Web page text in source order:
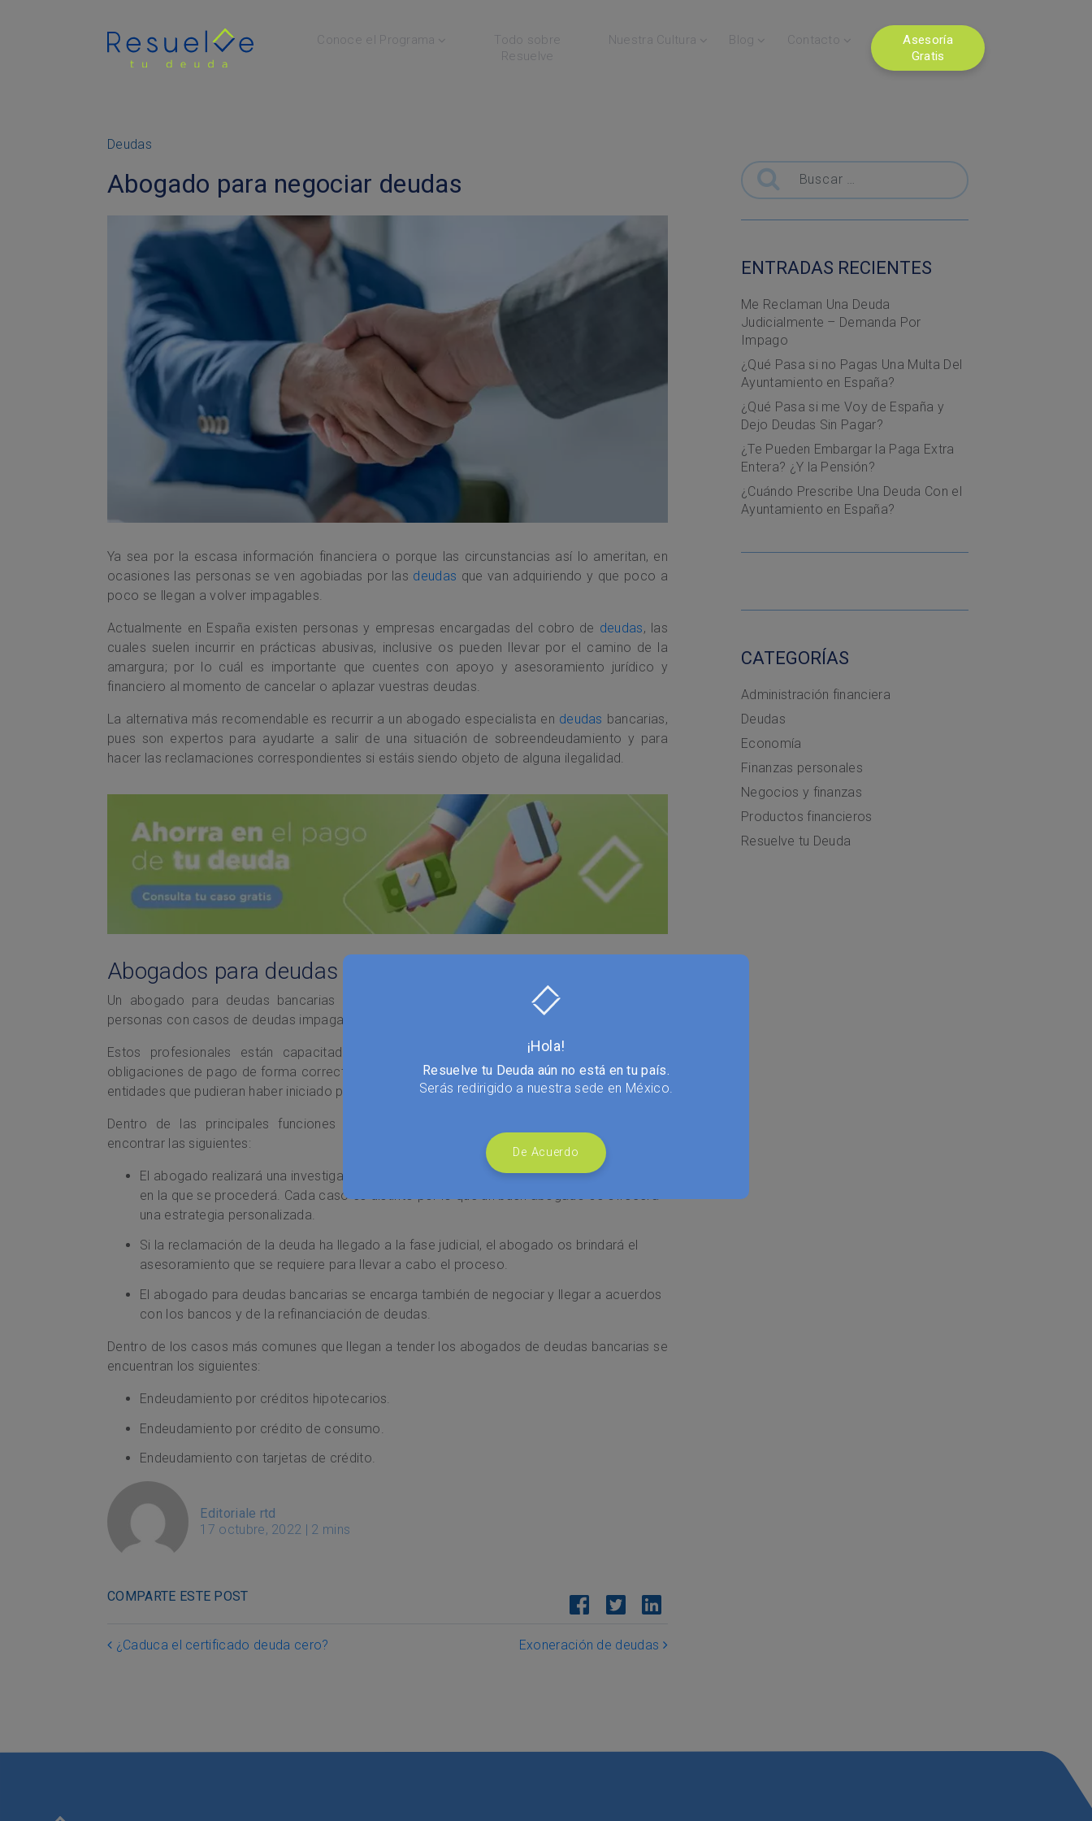
Menú Principal
Conoce el Programa
Todo sobre
Resuelve
Nuestra Cultura Blog Contacto
Asesoría
Gratis
Deudas
Abogado para negociar deudas
Ya sea por la escasa información financiera o porque las circunstancias así lo ameritan, en
ocasiones las personas se ven agobiadas por las deudas que van adquiriendo y que poco a
poco se llegan a volver impagables.
Actualmente en España existen personas y empresas encargadas del cobro de deudas, las
cuales suelen incurrir en prácticas abusivas, inclusive os pueden llevar por el camino de la
amargura; por lo cuál es importante que cuentes con apoyo y asesoramiento jurídico y
financiero al momento de cancelar o aplazar vuestras deudas.
La alternativa más recomendable es recurrir a un abogado especialista en deudas bancarias,
pues son expertos para ayudarte a salir de una situación de sobreendeudamiento y para
hacer las reclamaciones correspondientes si estáis siendo objeto de alguna ilegalidad.
Abogados para deudas bancarias
Un abogado para deudas bancarias es un profesional dedicado a ayudar y asesorar a
personas con casos de deudas impagadas.
Estos profesionales están capacitados para orientar al deudor a hacer frente a sus
obligaciones de pago de forma correcta y para asesorar al contrayente de la deuda ante las
entidades que pudieran haber iniciado procesos legales.
Dentro de las principales funciones de un abogado para deudas bancarias podemos
encontrar las siguientes:
El abogado realizará una investigación exhaustiva de vuestro caso para evaluar la forma
en la que se procederá. Cada caso es distinto por lo que un buen abogado os ofrecerá
una estrategia personalizada.
Si la reclamación de la deuda ha llegado a la fase judicial, el abogado os brindará el
asesoramiento que se requiere para llevar a cabo el proceso.
El abogado para deudas bancarias se encarga también de negociar y llegar a acuerdos
con los bancos y de la refinanciación de deudas.
Dentro de los casos más comunes que llegan a tender los abogados de deudas bancarias se
encuentran los siguientes:
Endeudamiento por créditos hipotecarios.
Endeudamiento por crédito de consumo.
Endeudamiento con tarjetas de crédito.
Editoriale rtd
17 octubre, 2022
2 mins
COMPARTE ESTE POST
Post navigation
¿Caduca el certificado deuda cero? Exoneración de deudas
Buscar
ENTRADAS RECIENTES
Me Reclaman Una Deuda
Judicialmente – Demanda Por
Impago
¿Qué Pasa si no Pagas Una Multa Del
Ayuntamiento en España?
¿Qué Pasa si me Voy de España y
Dejo Deudas Sin Pagar?
¿Te Pueden Embargar la Paga Extra
Entera? ¿Y la Pensión?
¿Cuándo Prescribe Una Deuda Con el
Ayuntamiento en España?
CATEGORÍAS
Administración financiera
Deudas
Economía
Finanzas personales
Negocios y finanzas
Productos financieros
Resuelve tu Deuda
¡Hola!
Resuelve tu Deuda aún no está en tu país.
Serás redirigido a nuestra sede en México.
De Acuerdo